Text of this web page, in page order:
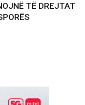
TË DREJTAT